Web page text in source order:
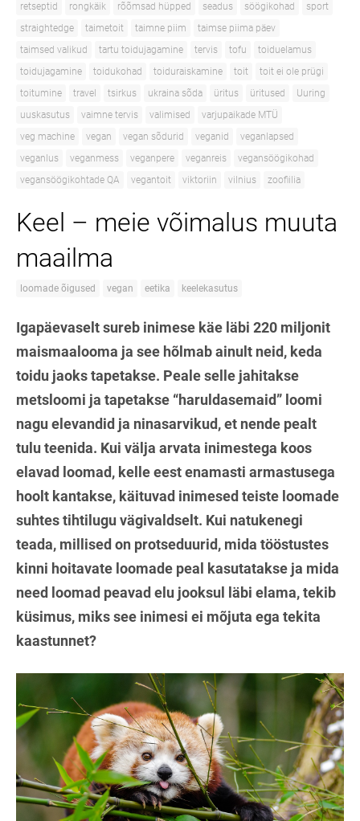
retseptid
rongkäik rõõmsad hüpped seadus söögikohad
sport
straightedge
taimetoit taimne piim
taimse piima päev
taimsed valikud
tartu toidujagamine tervis tofu
toiduelamus
toidujagamine
toidukohad toiduraiskamine toit
toit ei ole prügi
toitumine
travel tsirkus ukraina sõda üritus üritused
Uuring
uuskasutus
vaimne tervis valimised
varjupaikade MTÜ
veg machine
vegan vegan sõdurid veganid
veganlapsed
veganlus
veganmess veganpere veganreis
vegansöögikohad
vegansöögikohtade QA
vegantoit viktoriin vilnius zoofiilia
Keel – meie võimalus muuta
maailma
loomade õigused vegan eetika keelekasutus
Igapäevaselt sureb inimese käe läbi 220 miljonit
maismaalooma ja see hõlmab ainult neid, keda
toidu jaoks tapetakse. Peale selle jahitakse
metsloomi ja tapetakse “haruldasemaid” loomi
nagu elevandid ja ninasarvikud, et nende pealt
tulu teenida. Kui välja arvata inimestega koos
elavad loomad, kelle eest enamasti armastusega
hoolt kantakse, käituvad inimesed teiste loomade
suhtes tihtilugu vägivaldselt. Kui natukenegi
teada, millised on protseduurid, mida tööstustes
kinni hoitavate loomade peal kasutatakse ja mida
need loomad peavad elu jooksul läbi elama, tekib
küsimus, miks see inimesi ei mõjuta ega tekita
kaastunnet?